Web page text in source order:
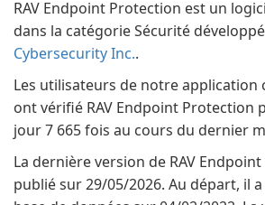
RAV Endpoint Protection est un
dans la catégorie Sécurité
Cybersecurity Inc..
Les utilisateurs de notre application
ont vérifié RAV Endpoint Protection
jour 7 665 fois au cours du dernier
La dernière version de RAV
publié sur 29/05/2026. Au départ, il